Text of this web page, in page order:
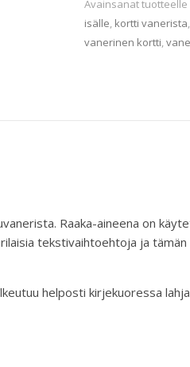
Avainsanat tuotteelle
isälle, kortti vanerista,
vanerinen kortti,
Raaka-aineena on
tekstivaihtoehtoja ja
helposti kirjekuoressa